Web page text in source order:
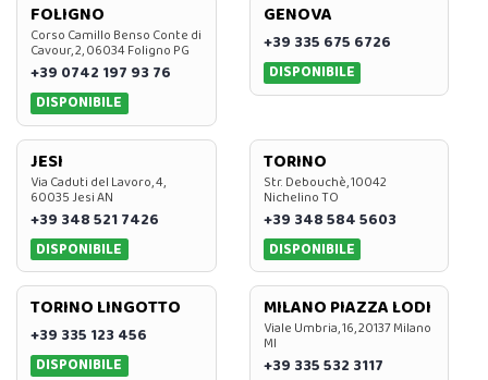
FOLIGNO
Corso Camillo Benso Conte di
Cavour, 2, 06034 Foligno PG
+39 0742 197 93 76
DISPONIBILE
GENOVA
+39 335 675 6726
DISPONIBILE
JESI
Via Caduti del Lavoro, 4,
60035 Jesi AN
+39 348 521 7426
DISPONIBILE
TORINO
Str. Debouchè, 10042
Nichelino TO
+39 348 584 5603
DISPONIBILE
TORINO LINGOTTO
+39 335 123 456
DISPONIBILE
MILANO PIAZZA LODI
Viale Umbria, 16, 20137 Milano
MI
+39 335 532 3117